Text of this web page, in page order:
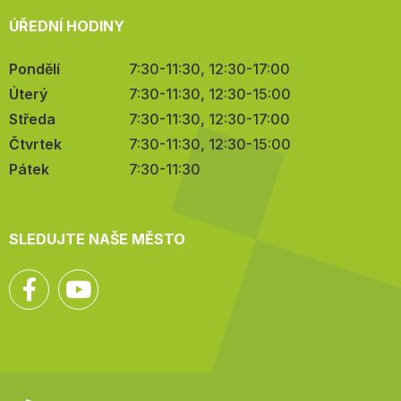
ÚŘEDNÍ HODINY
Pondělí
7:30-11:30, 12:30-17:00
Úterý
7:30-11:30, 12:30-15:00
Středa
7:30-11:30, 12:30-17:00
Čtvrtek
7:30-11:30, 12:30-15:00
Pátek
7:30-11:30
SLEDUJTE NAŠE MĚSTO
Facebook